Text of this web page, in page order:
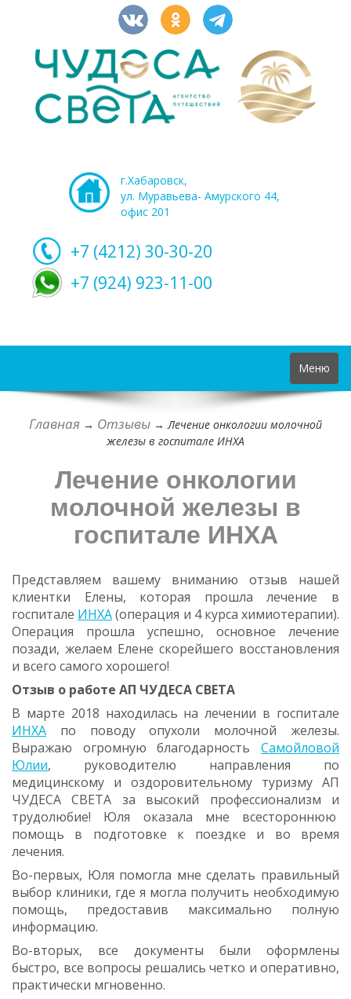
г.Хабаровск,
ул. Муравьева- Амурского 44,
офис 201
+7 (4212) 30-30-20
+7 (924) 923-11-00
Toggle
navigation
Меню
Главная → Отзывы →Лечение онкологии молочной
железы в госпитале ИНХА
Лечение онкологии
молочной железы в
госпитале ИНХА
Представляем вашему вниманию отзыв нашей
клиентки Елены, которая прошла лечение в
госпитале ИНХА(операция и 4 курса химиотерапии).
Операция прошла успешно, основное лечение
позади, желаем Елене скорейшего восстановления
и всего самого хорошего!
Отзыв о работе АП ЧУДЕСА СВЕТА
В марте 2018 находилась на лечении в госпитале
ИНХА по поводу опухоли молочной железы.
Выражаю огромную благодарность Самойловой
Юлии, руководителю направления по
медицинскому и оздоровительному туризму АП
ЧУДЕСА СВЕТА за высокий профессионализм и
трудолюбие! Юля оказала мне всестороннюю
помощь в подготовке к поездке и во время
лечения.
Во-первых, Юля помогла мне сделать правильный
выбор клиники, где я могла получить необходимую
помощь, предоставив максимально полную
информацию.
Во-вторых, все документы были оформлены
быстро, все вопросы решались четко и оперативно,
практически мгновенно.